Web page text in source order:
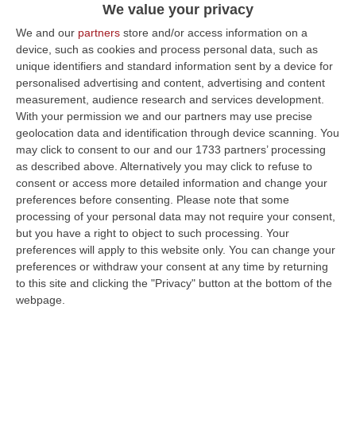
We value your privacy
We and our partners store and/or access information on a
device, such as cookies and process personal data, such as
unique identifiers and standard information sent by a device for
personalised advertising and content, advertising and content
measurement, audience research and services development.
With your permission we and our partners may use precise
geolocation data and identification through device scanning. You
may click to consent to our and our 1733 partners’ processing
as described above. Alternatively you may click to refuse to
consent or access more detailed information and change your
preferences before consenting.
Please note that some
processing of your personal data may not require your consent,
but you have a right to object to such processing. Your
preferences will apply to this website only. You can change your
preferences or withdraw your consent at any time by returning
to this site and clicking the "Privacy" button at the bottom of the
webpage.
Festambiente, La Calabria Premiata Per Sostenibilità E Legalità
“Agricoltura sostenibile e legalità sono i due fili che legano i tre
riconoscimenti assegnati a realtà calabresi nell’edizione 2026 di Festa…
08 Agosto, 10:25
Madrid Ripristina I Controlli Per Chi Arriva Dall’Italia
“Sale la tensione tra Italia e Spagna sul fronte dell’immigrazione. Da
sabato 8 agosto Madrid ha deciso di introdurre controlli di frontiera…
08 Agosto, 10:22
Vinitaly And The City Sbarca A Reggio Calabria: Due Giorni Tra
Vino, Cooking Show E Concerti – FOTO
“REGGIO CALABRIA Dopo le tre edizioni ospitate a Sibari, Vinitaly and the
City arriva per la prima volta a Reggio Calabria. Da oggi 8 agosto…
08 Agosto, 9:29